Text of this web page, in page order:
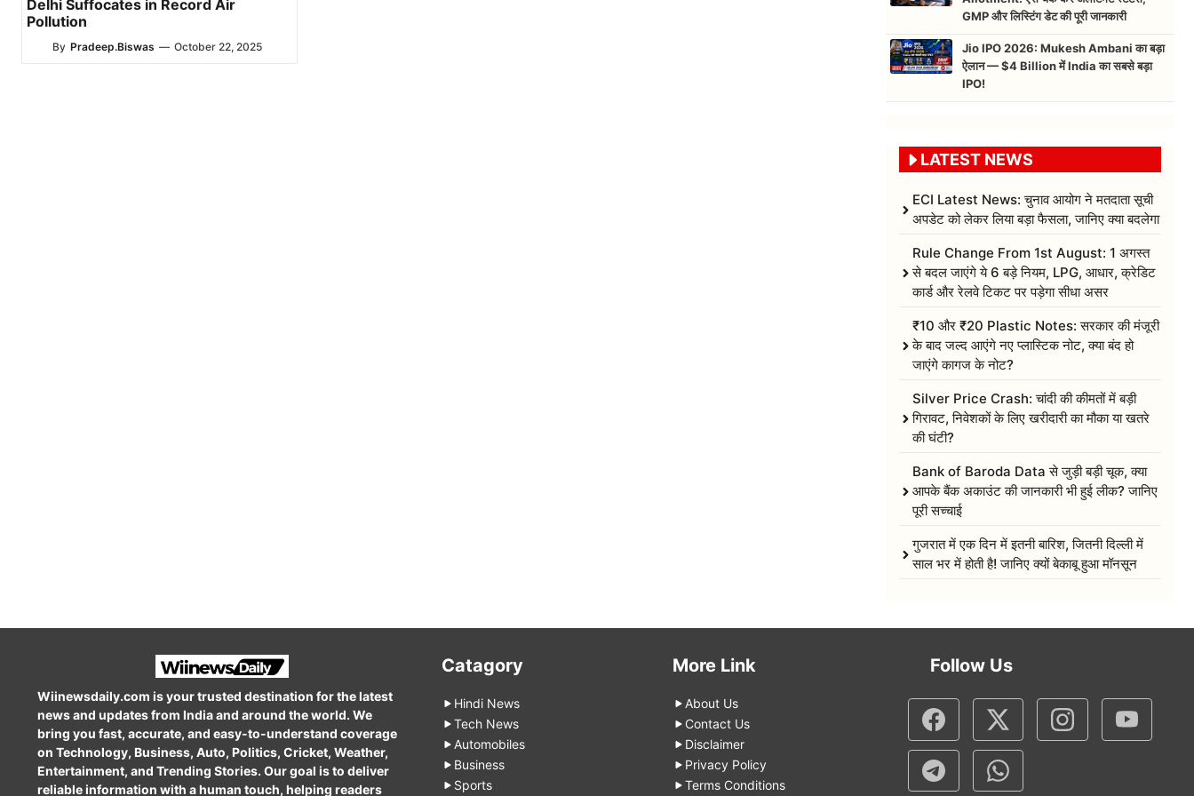
Delhi Suffocates in Record Air
Pollution
By Pradeep.Biswas — October 22, 2025
GMP और लिस्टिंग डेट की पूरी जानकारी
Jio IPO 2026: Mukesh Ambani का बड़ा
ऐलान — $4 Billion में India का सबसे बड़ा
IPO!
LATEST NEWS
ECI Latest News: चुनाव आयोग ने मतदाता सूची
अपडेट को लेकर लिया बड़ा फैसला, जानिए क्या बदलेगा
Rule Change From 1st August: 1 अगस्त
से बदल जाएंगे ये 6 बड़े नियम, LPG, आधार, क्रेडिट
कार्ड और रेलवे टिकट पर पड़ेगा सीधा असर
₹10 और ₹20 Plastic Notes: सरकार की मंजूरी
के बाद जल्द आएंगे नए प्लास्टिक नोट, क्या बंद हो
जाएंगे कागज के नोट?
Silver Price Crash: चांदी की कीमतों में बड़ी
गिरावट, निवेशकों के लिए खरीदारी का मौका या खतरे
की घंटी?
Bank of Baroda Data से जुड़ी बड़ी चूक, क्या
आपके बैंक अकाउंट की जानकारी भी हुई लीक? जानिए
पूरी सच्चाई
गुजरात में एक दिन में इतनी बारिश, जितनी दिल्ली में
साल भर में होती है! जानिए क्यों बेकाबू हुआ मॉनसून
Wiinewsdaily.com is your trusted destination for the latest
news and updates from India and around the world. We
bring you fast, accurate, and easy-to-understand coverage
on Technology, Business, Auto, Politics, Cricket, Weather,
Entertainment, and Trending Stories. Our goal is to deliver
reliable information with a human touch, helping readers
Catagory
Hindi News
Tech News
Automobiles
Business
Sports
More Link
About Us
Contact Us
Disclaimer
Privacy Policy
Terms Conditions
Follow Us